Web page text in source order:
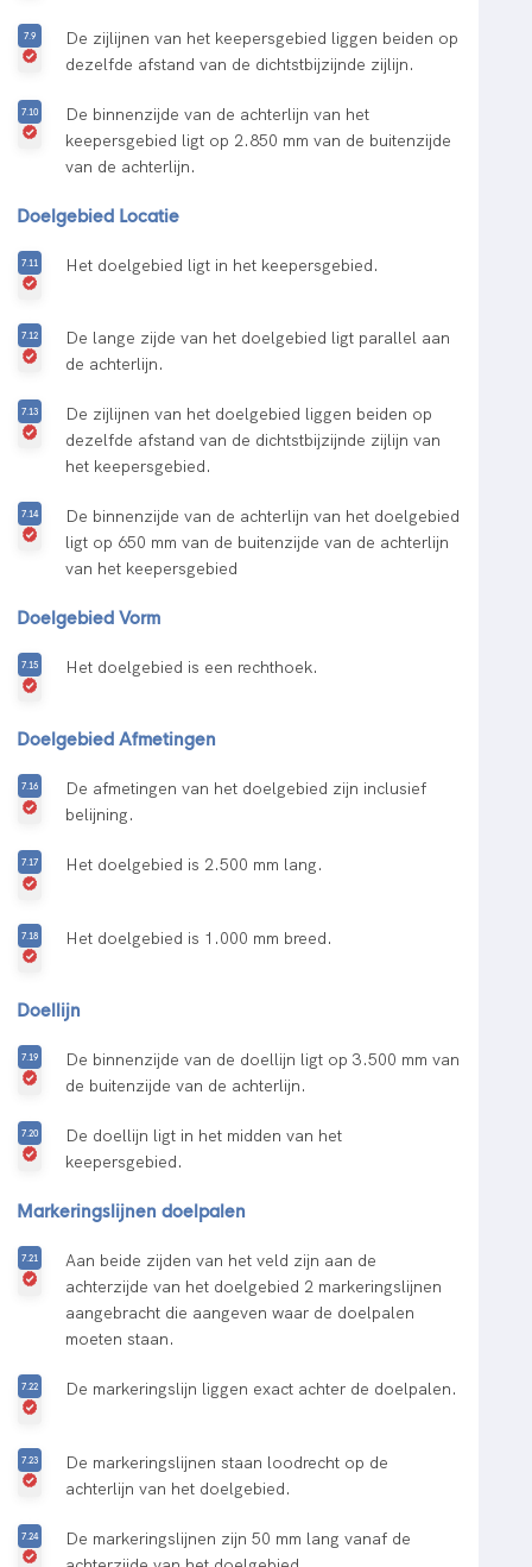
De zijlijnen van het keepersgebied liggen beiden op
dezelfde afstand van de dichtstbijzijnde zijlijn.
De binnenzijde van de achterlijn van het
keepersgebied ligt op 2.850 mm van de buitenzijde
van de achterlijn.
Doelgebied Locatie
Het doelgebied ligt in het keepersgebied.
De lange zijde van het doelgebied ligt parallel aan
de achterlijn.
De zijlijnen van het doelgebied liggen beiden op
dezelfde afstand van de dichtstbijzijnde zijlijn van
het keepersgebied.
De binnenzijde van de achterlijn van het doelgebied
ligt op 650 mm van de buitenzijde van de achterlijn
van het keepersgebied
Doelgebied Vorm
Het doelgebied is een rechthoek.
Doelgebied Afmetingen
De afmetingen van het doelgebied zijn inclusief
belijning.
Het doelgebied is 2.500 mm lang.
Het doelgebied is 1.000 mm breed.
Doellijn
De binnenzijde van de doellijn ligt op 3.500 mm van
de buitenzijde van de achterlijn.
De doellijn ligt in het midden van het
keepersgebied.
Markeringslijnen doelpalen
Aan beide zijden van het veld zijn aan de
achterzijde van het doelgebied 2 markeringslijnen
aangebracht die aangeven waar de doelpalen
moeten staan.
De markeringslijn liggen exact achter de doelpalen.
De markeringslijnen staan loodrecht op de
achterlijn van het doelgebied.
De markeringslijnen zijn 50 mm lang vanaf de